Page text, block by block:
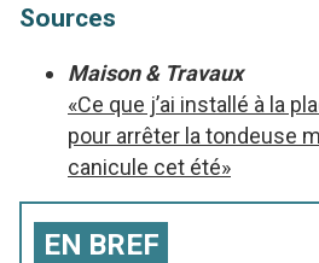
Sources
Maison & Travaux
«Ce que j’ai installé à la
pour arrêter la tondeuse
canicule cet été»
EN BREF